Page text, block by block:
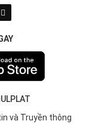
và Truyền thông